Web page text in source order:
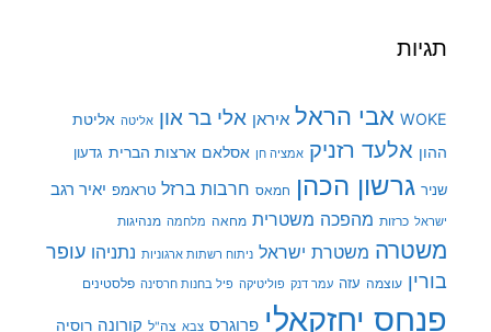
תגיות
WOKE אבי הראל איראן אלי בר און אליטה אליטת
ההון אלעד רזניק אמציה חן אסלאם ארצות הברית גדעון
שניר גרשון הכהן חמאס חרבות ברזל טראמפ יאיר רגב
ישראל כרזות מהפכה משטרית מחאה מלחמה מנהיגות
משטרה משטרת ישראל ניתוח רשתות ארגוניות נתניהו עופר
בורין עוצמה עזה עמר דנק פוליטיקה פיל בחנות חרסינה פלסטינים
פנחס יחזקאלי פרוגרס צבא צה"ל קורונה רוסיה